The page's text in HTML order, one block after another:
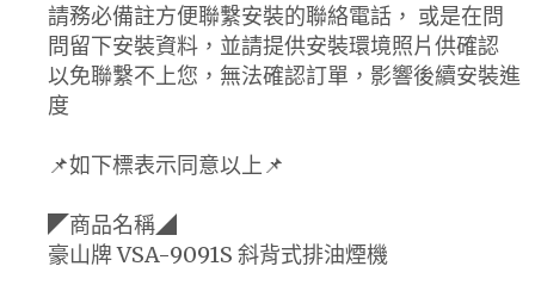
請務必備註方便聯繫安裝的聯絡電話， 或是在問
問留下安裝資料，並請提供安裝環境照片供確認
以免聯繫不上您，無法確認訂單，影響後續安裝進
度
📌如下標表示同意以上📌
◤商品名稱◢
豪山牌 VSA-9091S 斜背式排油煙機